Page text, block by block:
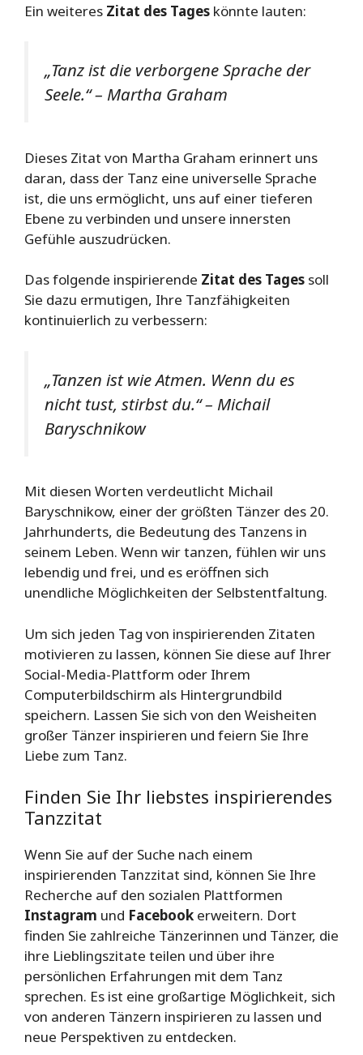
Ein weiteres Zitat des Tages könnte lauten:
„Tanz ist die verborgene Sprache der
Seele.“ – Martha Graham
Dieses Zitat von Martha Graham erinnert uns
daran, dass der Tanz eine universelle Sprache
ist, die uns ermöglicht, uns auf einer tieferen
Ebene zu verbinden und unsere innersten
Gefühle auszudrücken.
Das folgende inspirierende Zitat des Tages soll
Sie dazu ermutigen, Ihre Tanzfähigkeiten
kontinuierlich zu verbessern:
„Tanzen ist wie Atmen. Wenn du es
nicht tust, stirbst du.“ – Michail
Baryschnikow
Mit diesen Worten verdeutlicht Michail
Baryschnikow, einer der größten Tänzer des 20.
Jahrhunderts, die Bedeutung des Tanzens in
seinem Leben. Wenn wir tanzen, fühlen wir uns
lebendig und frei, und es eröffnen sich
unendliche Möglichkeiten der Selbstentfaltung.
Um sich jeden Tag von inspirierenden Zitaten
motivieren zu lassen, können Sie diese auf Ihrer
Social-Media-Plattform oder Ihrem
Computerbildschirm als Hintergrundbild
speichern. Lassen Sie sich von den Weisheiten
großer Tänzer inspirieren und feiern Sie Ihre
Liebe zum Tanz.
Finden Sie Ihr liebstes inspirierendes
Tanzzitat
Wenn Sie auf der Suche nach einem
inspirierenden Tanzzitat sind, können Sie Ihre
Recherche auf den sozialen Plattformen
Instagram und Facebook erweitern. Dort
finden Sie zahlreiche Tänzerinnen und Tänzer, die
ihre Lieblingszitate teilen und über ihre
persönlichen Erfahrungen mit dem Tanz
sprechen. Es ist eine großartige Möglichkeit, sich
von anderen Tänzern inspirieren zu lassen und
neue Perspektiven zu entdecken.